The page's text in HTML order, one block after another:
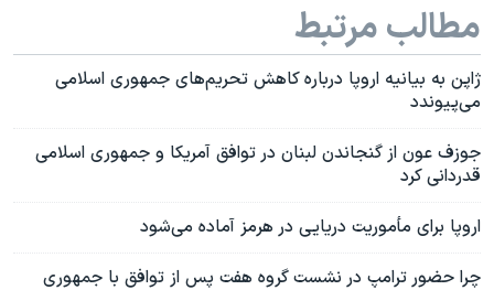
مطالب مرتبط
ژاپن به بیانیه اروپا درباره کاهش تحریم‌های جمهوری اسلامی
می‌پیوندد
جوزف عون از گنجاندن لبنان در توافق آمریکا و جمهوری اسلامی
قدردانی کرد
اروپا برای مأموریت دریایی در هرمز آماده می‌شود
چرا حضور ترامپ در نشست گروه هفت پس از توافق با جمهوری